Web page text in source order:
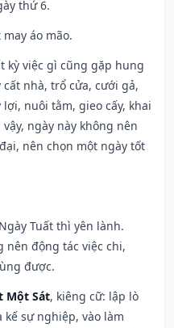
thứ 6.
áo mão.
kỳ việc gì cũng gặp hung
nhà, trổ cửa, cưới gả,
nuôi tằm, gieo cấy, khai
ngày này không nên
nên chọn một ngày tốt
Tuất thì yên lành.
nên động tác việc chi,
được.
Một Sát, kiêng cữ: lập lò
sự nghiệp, vào làm